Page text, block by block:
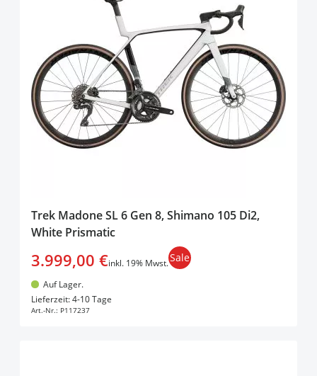
Trek Madone SL 6 Gen 8, Shimano 105 Di2,
White Prismatic
3.999,00 €inkl. 19% Mwst.Sale
Auf Lager.
Lieferzeit: 4-10 Tage
Art.-Nr.: P117237